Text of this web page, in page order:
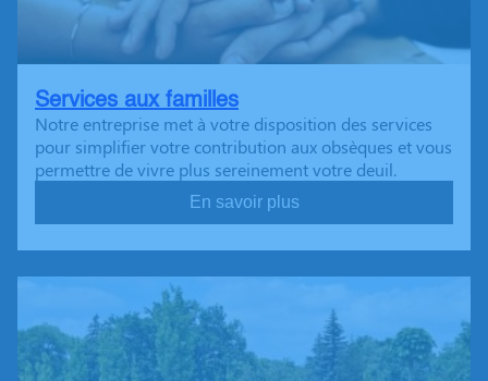
Services aux familles
Notre entreprise met à votre disposition des services
pour simplifier votre contribution aux obsèques et vous
permettre de vivre plus sereinement votre deuil.
En savoir plus